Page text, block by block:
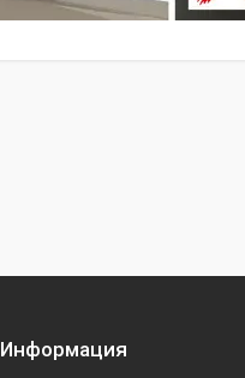
Информация